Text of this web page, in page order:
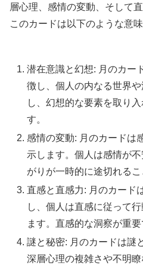
層心理、感情の変動、そして
このカードは以下のような意
潜在意識と幻想: 月のカー
徴し、個人の内なる世界
し、幻想的な要素を取り
す。
感情の変動: 月のカードは
示します。個人は感情が
がりが一時的に途切れるこ
直感と直感力: 月のカード
し、個人は直感に従って
ます。直感的な洞察が重要
謎と秘密: 月のカードは謎
深層心理の複雑さや不明